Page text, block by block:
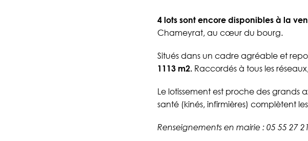
4 lots sont encore disponibles à la
Chameyrat, au cœur du bourg.
Situés dans un cadre agréable et
1113 m2. Raccordés à tous les
Le lotissement est proche des
santé (kinés, infirmières) complètent
Renseignements en mairie : 05 55 27